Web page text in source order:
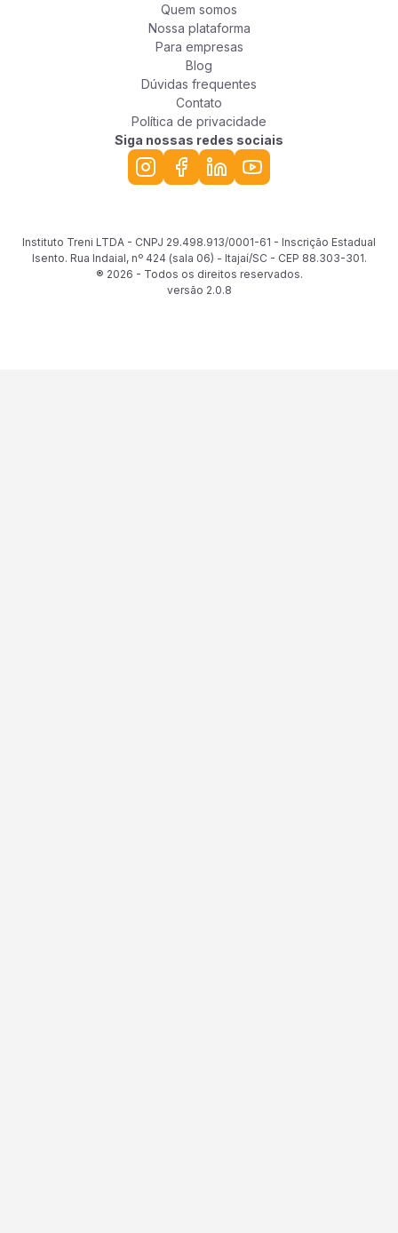
Quem somos
Nossa plataforma
Para empresas
Blog
Dúvidas frequentes
Contato
Política de privacidade
Siga nossas redes sociais
Instituto Treni LTDA - CNPJ 29.498.913/0001-61 - Inscrição Estadual
Isento. Rua Indaial, nº 424 (sala 06) - Itajaí/SC - CEP 88.303-301.
® 2026 - Todos os direitos reservados.
versão 2.0.8